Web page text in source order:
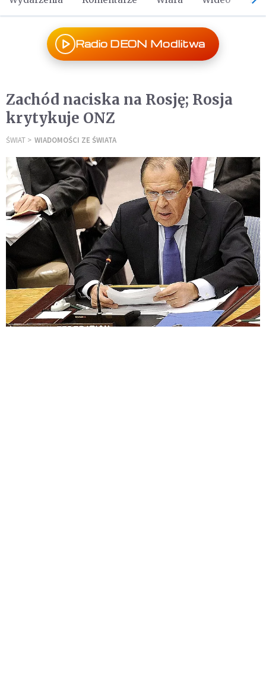
Radio DEON Modlitwa
Zachód naciska na Rosję; Rosja
krytykuje ONZ
ŚWIAT WIADOMOŚCI ZE ŚWIATA